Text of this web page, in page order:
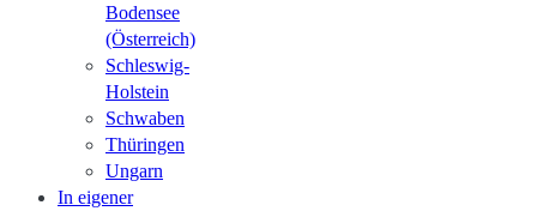
Bodensee
(Österreich)
Schleswig-
Holstein
Schwaben
Thüringen
Ungarn
In eigener